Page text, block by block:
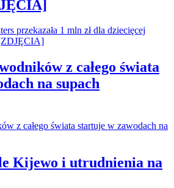
z całego świata
na supach
Kijewo i utrudnienia na